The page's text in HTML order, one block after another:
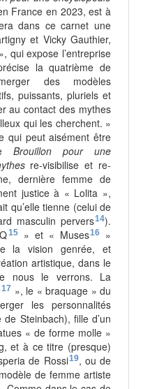
France en 2023, est à
dans ce carnet une
et Vicky Gauthier,
qui expose l’entreprise
la quatrième de
des modèles
puissants, pluriels et
au contact des mythes
qui les cherchent. »
qui peut aisément être
Brouillon pour une
re-visibilise et re-
dernière femme de
justice à « Lolita »,
qu’elle tienne (celui de
masculin pervers14).
15» et « Muses16»
la vision genrée, et
artistique, dans le
nous le verrons. La
17 », le « braquage » du
les personnalités
Steinbach), fille d’un
« de forme molle »
et à ce titre (presque)
de Rossi19, ou de
de femme artiste